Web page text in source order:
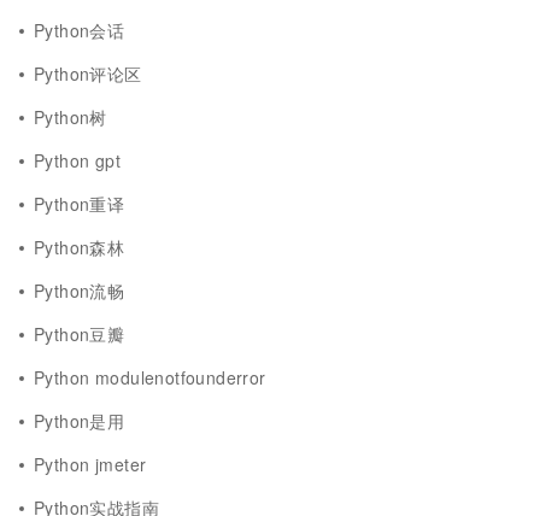
Python会话
Python评论区
Python树
Python gpt
Python重译
Python森林
Python流畅
Python豆瓣
Python modulenotfounderror
Python是用
Python jmeter
Python实战指南